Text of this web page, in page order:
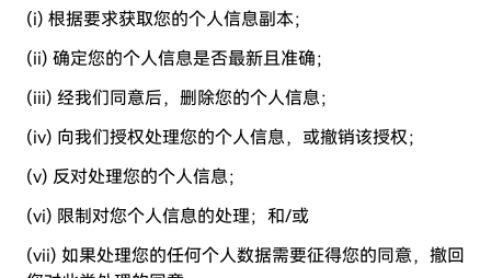
(i) 根据要求获取您的个人信息副本；
(ii) 确定您的个人信息是否最新且准确；
(iii) 经我们同意后，删除您的个人信息；
(iv) 向我们授权处理您的个人信息，或撤销该授权；
(v) 反对处理您的个人信息；
(vi) 限制对您个人信息的处理；和/或
(vii) 如果处理您的任何个人数据需要征得您的同意，撤回